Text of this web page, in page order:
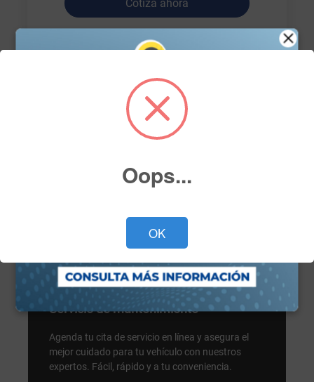
Cotiza ahora
Servicio
Servicio de mantenimiento
Agenda tu cita de servicio en línea y asegura el
mejor cuidado para tu vehículo con nuestros
expertos. Fácil, rápido y a tu conveniencia.
Oops...
OK